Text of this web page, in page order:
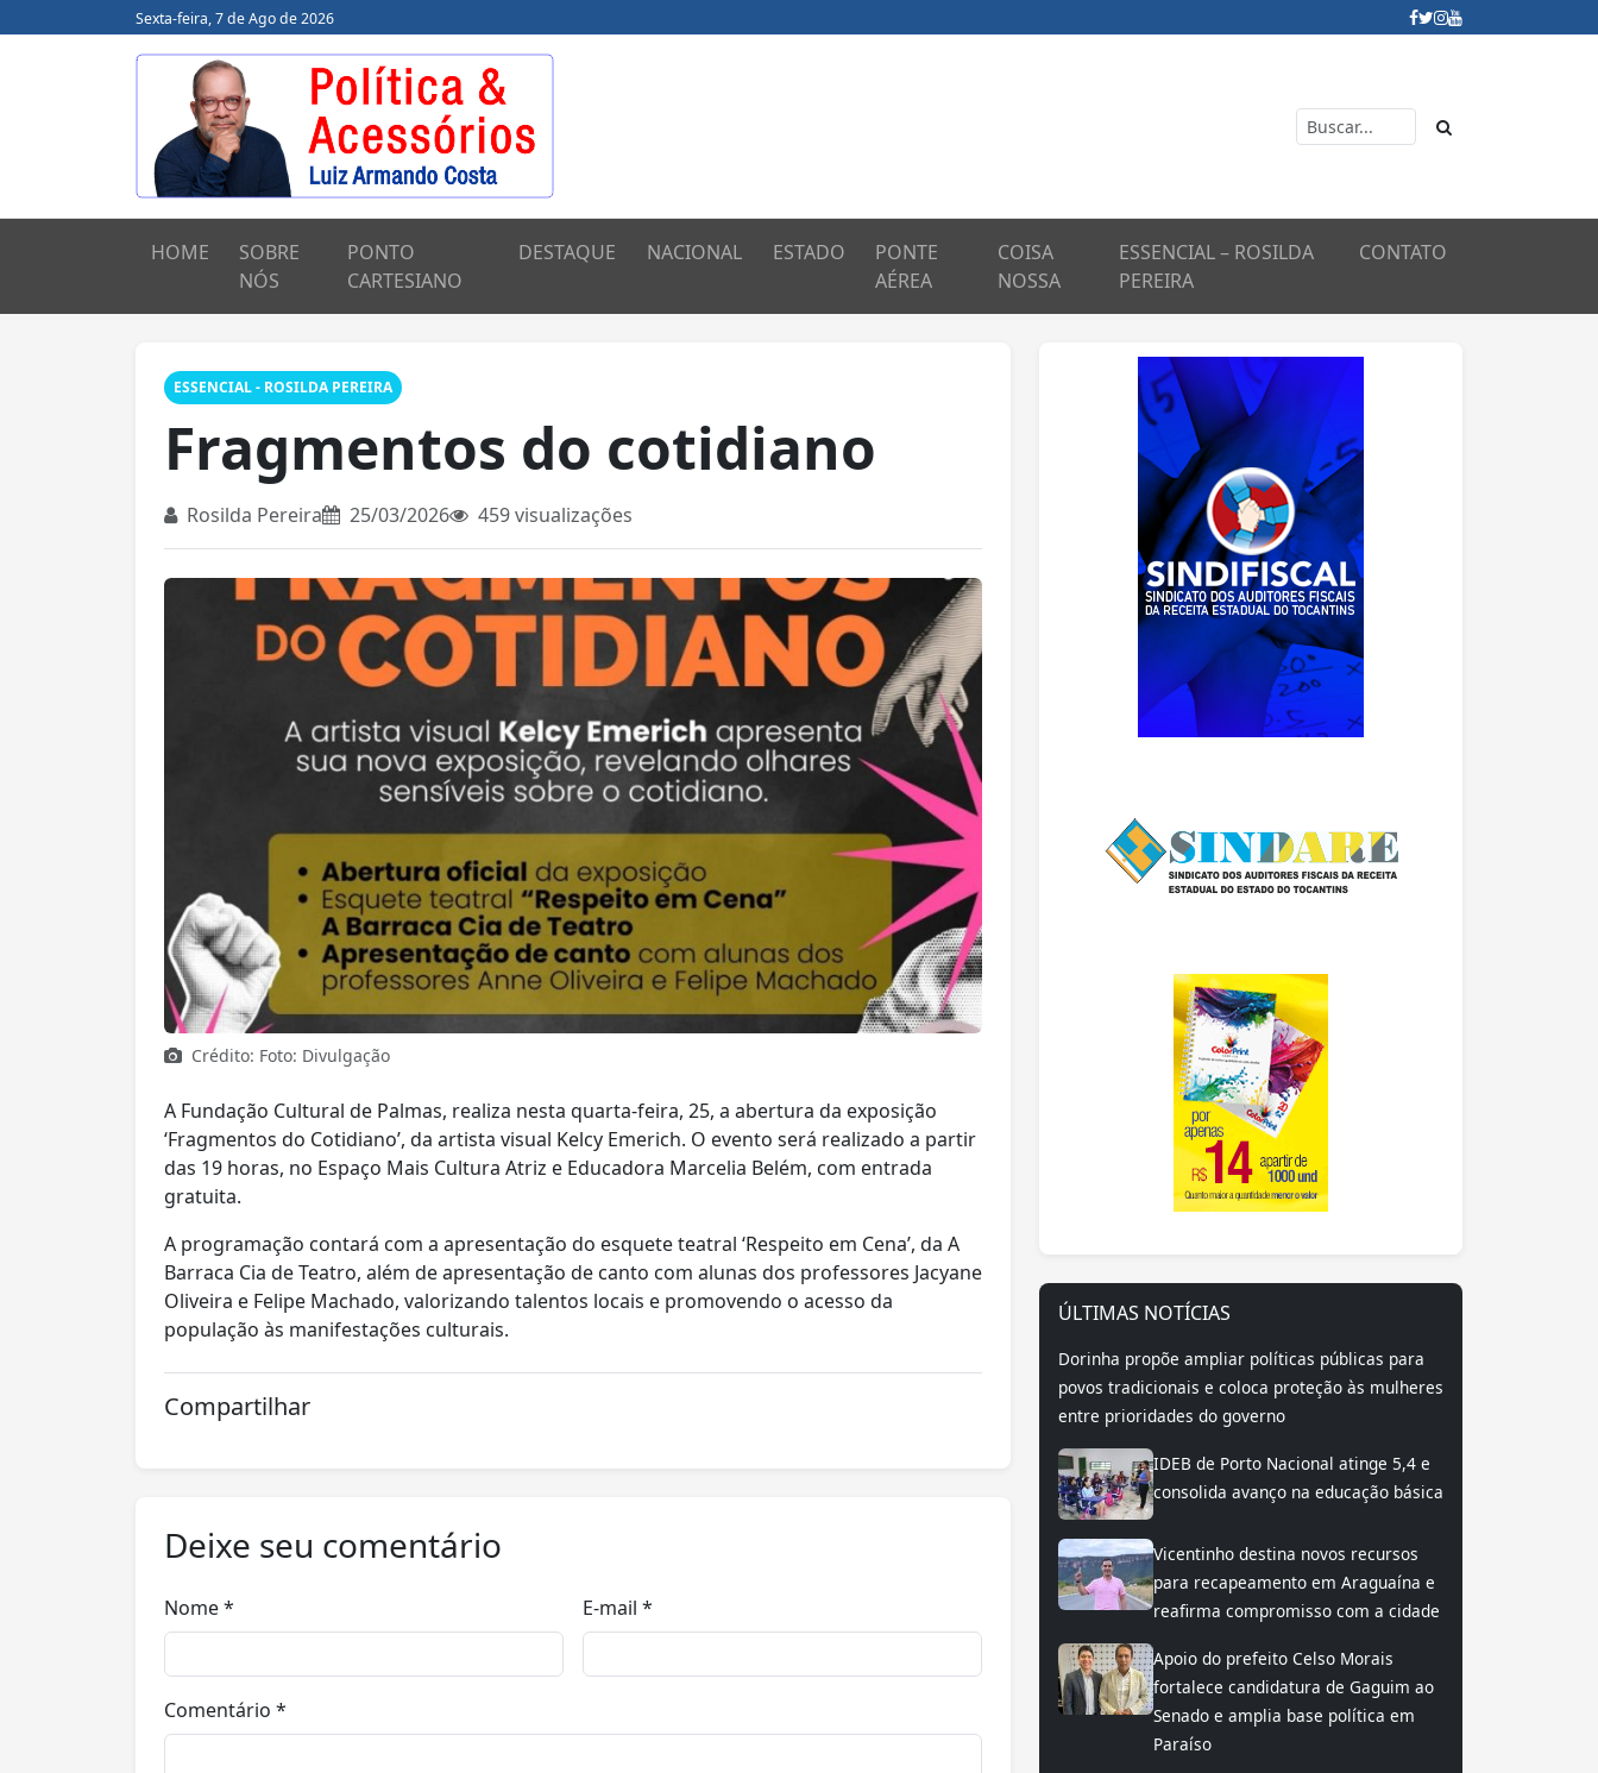
Sexta-feira, 7 de Ago de 2026
HOME
SOBRE
NÓS
PONTO
CARTESIANO
DESTAQUE NACIONAL ESTADO
PONTE
AÉREA
COISA
NOSSA
ESSENCIAL – ROSILDA
PEREIRA
CONTATO
ESSENCIAL - ROSILDA PEREIRA
Fragmentos do cotidiano
Rosilda Pereira 25/03/2026 459 visualizações
Crédito: Foto: Divulgação
A Fundação Cultural de Palmas, realiza nesta quarta-feira, 25, a abertura da exposição
‘Fragmentos do Cotidiano’, da artista visual Kelcy Emerich. O evento será realizado a partir
das 19 horas, no Espaço Mais Cultura Atriz e Educadora Marcelia Belém, com entrada
gratuita.
A programação contará com a apresentação do esquete teatral ‘Respeito em Cena’, da A
Barraca Cia de Teatro, além de apresentação de canto com alunas dos professores Jacyane
Oliveira e Felipe Machado, valorizando talentos locais e promovendo o acesso da
população às manifestações culturais.
Compartilhar
Deixe seu comentário
Nome * E-mail *
Comentário *
ÚLTIMAS NOTÍCIAS
Dorinha propõe ampliar políticas públicas para
povos tradicionais e coloca proteção às mulheres
entre prioridades do governo
IDEB de Porto Nacional atinge 5,4 e
consolida avanço na educação básica
Vicentinho destina novos recursos
para recapeamento em Araguaína e
reafirma compromisso com a cidade
Apoio do prefeito Celso Morais
fortalece candidatura de Gaguim ao
Senado e amplia base política em
Paraíso